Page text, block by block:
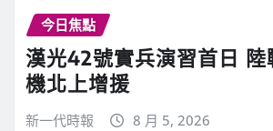
今日焦點
漢光42號實兵演習首日 陸
機北上增援
新一代時報 8 月 5, 2026